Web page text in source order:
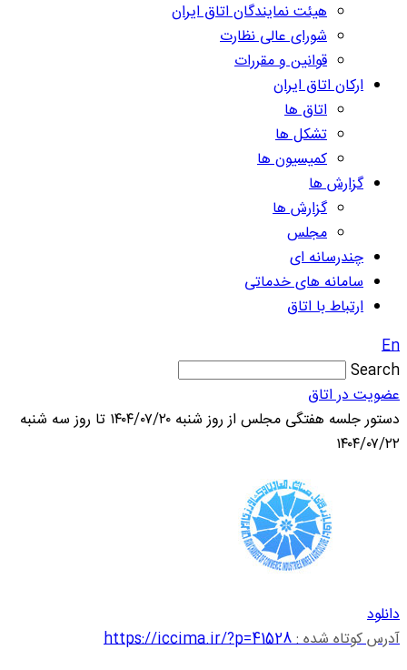
هیئت نمایندگان اتاق ایران
شورای عالی نظارت
قوانین و مقررات
ارکان اتاق ایران
اتاق ها
تشکل ها
کمیسیون ها
گزارش ها
گزارش ها
مجلس
چندرسانه ای
سامانه های خدماتی
ارتباط با اتاق
En
Search
عضویت در اتاق
دستور جلسه هفتگی مجلس از روز شنبه ۱۴۰۴/۰۷/۲۰ تا روز سه شنبه
۱۴۰۴/۰۷/۲۲
دانلود
آدرس کوتاه شده :https://iccima.ir/?p=41528